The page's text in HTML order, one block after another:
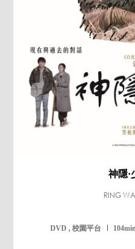
神隱·
RING
DVD , 校園平台